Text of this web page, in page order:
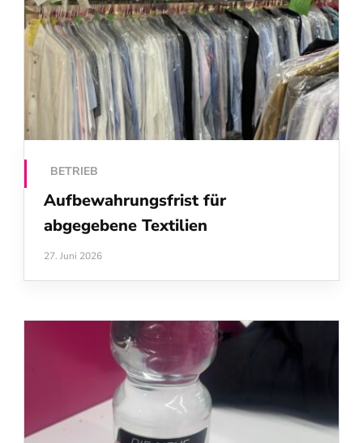
BETRIEB
Aufbewahrungsfrist für
abgegebene Textilien
27. Juni 2026